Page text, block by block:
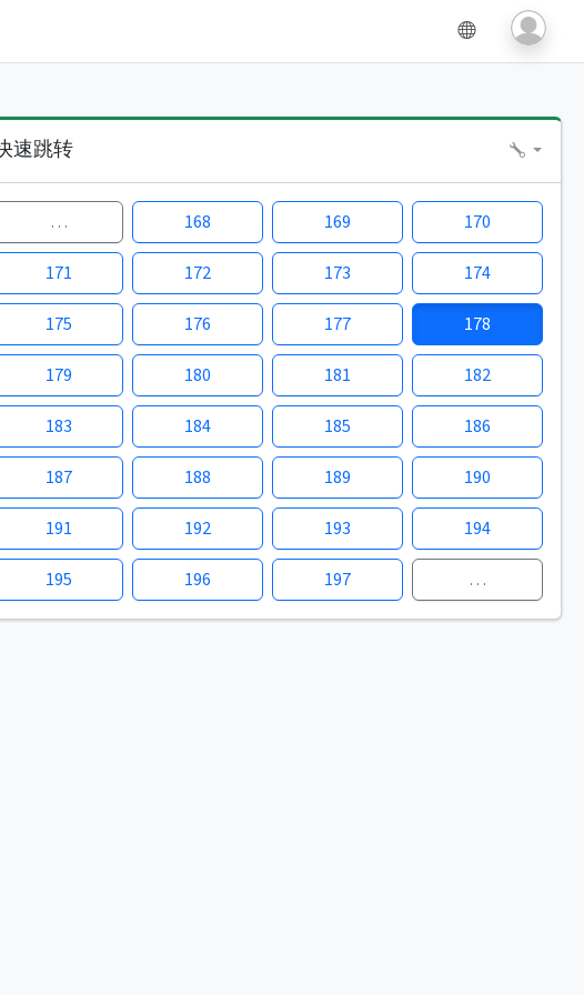
速跳转
… 168 169 170
171 172 173 174
175 176 177 178
179 180 181 182
183 184 185 186
187 188 189 190
191 192 193 194
195 196 197 …